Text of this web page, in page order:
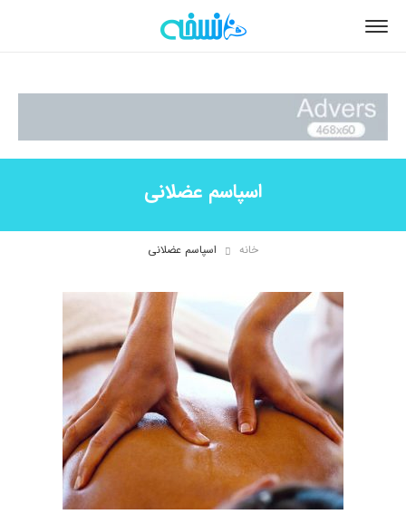
اسپاسم عضلانی
خانه اسپاسم عضلانی